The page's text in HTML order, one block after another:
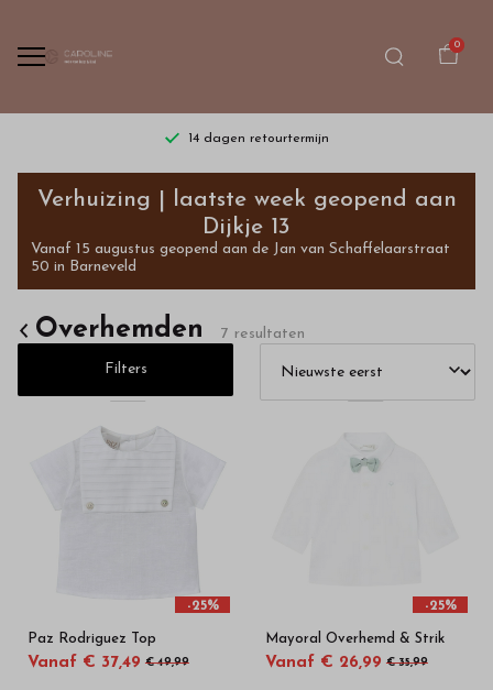
0
14 dagen retourtermijn
Overhemden
Bestel
kinderkleding
hoge
kwaliteit
webshop
Verhuizing | laatste week geopend aan
Dijkje 13
Vanaf 15 augustus geopend aan de Jan van Schaffelaarstraat
50 in Barneveld
Overhemden 7 resultaten
Filters
-25%
Paz Rodriguez Top
Vanaf € 37,49 € 49,99
-25%
Mayoral Overhemd & Strik
Vanaf € 26,99 € 35,99